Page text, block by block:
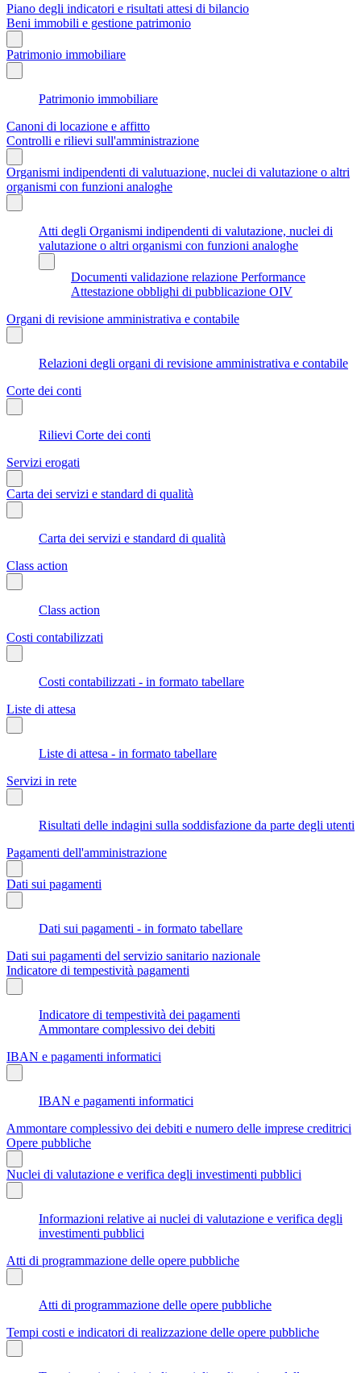
Piano degli indicatori e risultati attesi di bilancio
Beni immobili e gestione patrimonio
Patrimonio immobiliare
Patrimonio immobiliare
Canoni di locazione e affitto
Controlli e rilievi sull'amministrazione
Organismi indipendenti di valutuazione, nuclei di valutazione o altri
organismi con funzioni analoghe
Atti degli Organismi indipendenti di valutazione, nuclei di
valutazione o altri organismi con funzioni analoghe
Documenti validazione relazione Performance
Attestazione obblighi di pubblicazione OIV
Organi di revisione amministrativa e contabile
Relazioni degli organi di revisione amministrativa e contabile
Corte dei conti
Rilievi Corte dei conti
Servizi erogati
Carta dei servizi e standard di qualità
Carta dei servizi e standard di qualità
Class action
Class action
Costi contabilizzati
Costi contabilizzati - in formato tabellare
Liste di attesa
Liste di attesa - in formato tabellare
Servizi in rete
Risultati delle indagini sulla soddisfazione da parte degli utenti
Pagamenti dell'amministrazione
Dati sui pagamenti
Dati sui pagamenti - in formato tabellare
Dati sui pagamenti del servizio sanitario nazionale
Indicatore di tempestività pagamenti
Indicatore di tempestività dei pagamenti
Ammontare complessivo dei debiti
IBAN e pagamenti informatici
IBAN e pagamenti informatici
Ammontare complessivo dei debiti e numero delle imprese creditrici
Opere pubbliche
Nuclei di valutazione e verifica degli investimenti pubblici
Informazioni relative ai nuclei di valutazione e verifica degli
investimenti pubblici
Atti di programmazione delle opere pubbliche
Atti di programmazione delle opere pubbliche
Tempi costi e indicatori di realizzazione delle opere pubbliche